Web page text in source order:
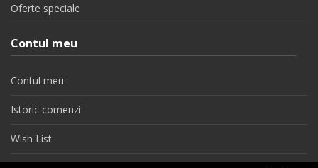
Oferte speciale
Contul meu
Contul meu
Istoric comenzi
Wish List